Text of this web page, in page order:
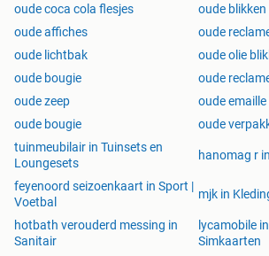
oude coca cola flesjes
oude
oude affiches
oude
oude lichtbak
oude olie
oude bougie
oude
oude zeep
oude
oude bougie
oude
tuinmeubilair in Tuinsets en
Loungesets
hanomag r
feyenoord seizoenkaart in Sport |
Voetbal
mjk in
hotbath verouderd messing in
Sanitair
lycamobile
Simkaarten